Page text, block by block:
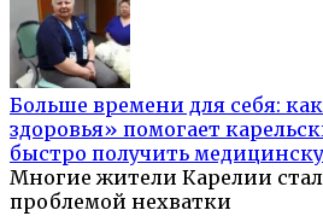
Больше времени для себя:
здоровья» помогает
быстро получить
Многие жители Карелии
проблемой нехватки